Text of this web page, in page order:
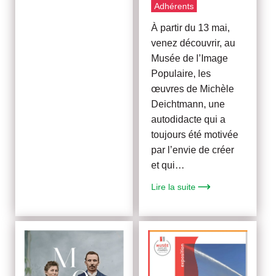
Adhérents
À partir du 13 mai,
venez découvrir, au
Musée de l’Image
Populaire, les
œuvres de Michèle
Deichtmann, une
autodidacte qui a
toujours été motivée
par l’envie de créer
et qui…
Lire la suite